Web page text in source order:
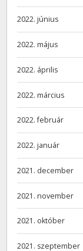
2022. június
2022. május
2022. április
2022. március
2022. február
2022. január
2021. december
2021. november
2021. október
2021. szeptember